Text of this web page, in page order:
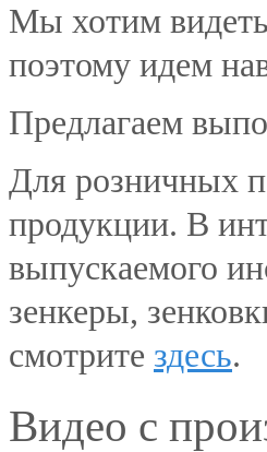
Мы хотим
поэтому идем
Предлагаем
Для розничных
продукции. В
выпускаемого
зенкеры,
смотрите здесь.
Видео с